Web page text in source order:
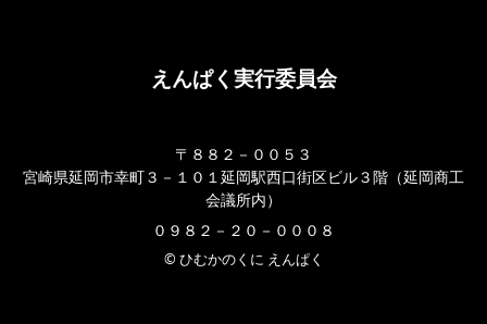
えんぱく実行委員会
〒８８２－００５３
宮崎県延岡市幸町３－１０１延岡駅西口街区ビル３階（延岡商工
会議所内）
０９８２－２０－０００８
© ひむかのくに えんぱく